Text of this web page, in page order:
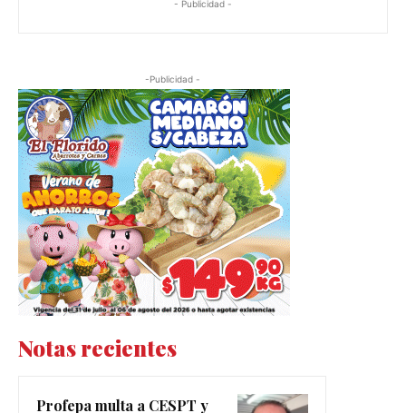
- Publicidad -
-Publicidad -
Notas recientes
Profepa multa a CESPT y